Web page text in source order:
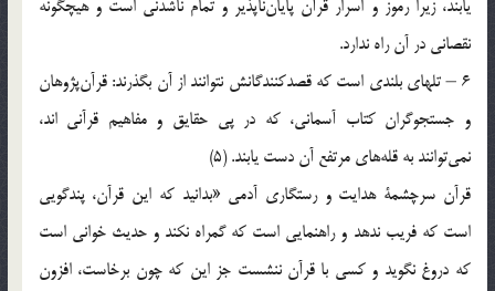
يابند، زيرا رموز و اسرار قرآن‌ پايان‌ناپذير و تمام‌ ناشدني‌ است‌ و هيچگونه‌
نقصاني‌ در آن‌ راه‌ ندارد.
6 – تلهاي‌ بلندي‌ است‌ كه‌ قصدكنندگانش‌ نتوانند از آن‌ بگذرند: قرآن‌پژوهان‌
و جستجوگران‌ كتاب‌ آسماني‌، كه‌ در پي‌ حقايق‌ و مفاهيم‌ قرآني‌ اند،
نمي‌توانند به‌ قله‌هاي‌ مرتفع‌ آن‌ دست‌ يابند. (5)
قرآن‌ سرچشمة‌ هدايت‌ و رستگاري‌ آدمي‌ «بدانيد كه‌ اين‌ قرآن‌، پندگويي‌
است‌ كه‌ فريب‌ ندهد و راهنمايي‌ است‌ كه‌ گمراه‌ نكند و حديث‌ خواني‌ است‌
كه‌ دروغ‌ نگويد و كسي‌ با قرآن‌ ننشست‌ جز اين‌ كه‌ چون‌ برخاست‌، افزون‌